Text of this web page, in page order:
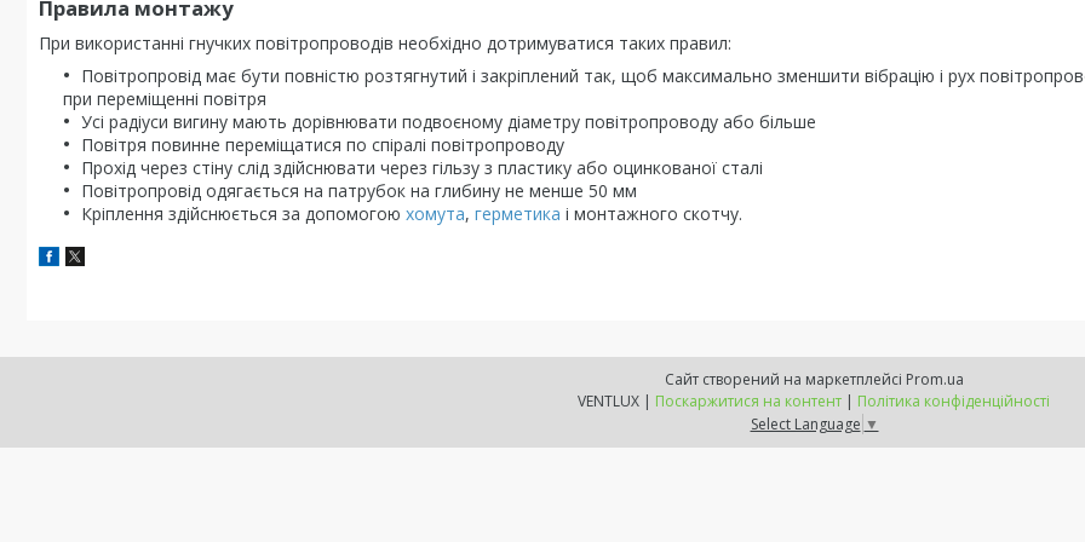
Правила монтажу
При використанні гнучких повітропроводів необхідно дотримуватися таких правил:
Повітропровід має бути повністю розтягнутий і закріплений так, щоб максимально зменшити вібрацію і рух
при переміщенні повітря
Усі радіуси вигину мають дорівнювати подвоєному діаметру повітропроводу або більше
Повітря повинне переміщатися по спіралі повітропроводу
Прохід через стіну слід здійснювати через гільзу з пластику або оцинкованої сталі
Повітропровід одягається на патрубок на глибину не менше 50 мм
Кріплення здійснюється за допомогою хомута, герметика і монтажного скотчу.
Сайт створений на маркетплейсі Prom.ua
VENTLUX | Поскаржитися на контент | Політика конфіденційності
Select Language ▼